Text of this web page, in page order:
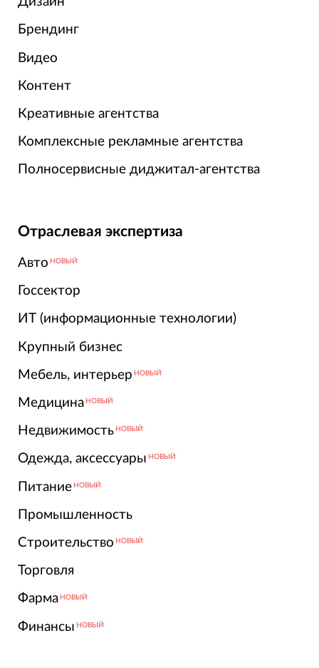
Брендинг
Видео
Контент
Креативные агентства
Комплексные рекламные агентства
Полносервисные диджитал-агентства
Отраслевая экспертиза
Авто НОВЫЙ
Госсектор
ИТ (информационные технологии)
Крупный бизнес
Мебель, интерьер НОВЫЙ
Медицина НОВЫЙ
Недвижимость НОВЫЙ
Одежда, аксессуары НОВЫЙ
Питание НОВЫЙ
Промышленность
Строительство НОВЫЙ
Торговля
Фарма НОВЫЙ
Финансы НОВЫЙ